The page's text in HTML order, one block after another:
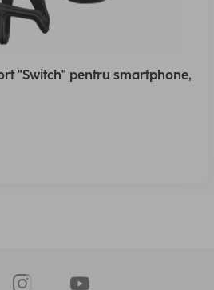
"Switch" pentru smartphone,